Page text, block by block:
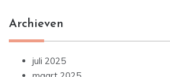
Archieven
juli 2025